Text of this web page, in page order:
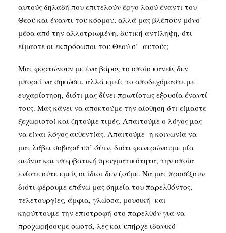
αυτούς δηλαδή που επιτελούν έργο λαού έναντι του
Θεού και έναντι του κόσμου, αλλά μας βλέπουν μόνο
μέσα από την αλλοτριωμένη, δυτική αντίληψη, ότι
είμαστε οι εκπρόσωποι του Θεού σ’ αυτούς;
Μας φορτώνουν με ένα βάρος το οποίο κανείς δεν
μπορεί να σηκώσει, αλλά εμείς το αποδεχόμαστε με
ευχαρίστηση, διότι μας δίνει πρωτίστως εξουσία έναντί
τους. Μας κάνει να αποκτούμε την αίσθηση ότι είμαστε
ξεχωριστοί και ζητούμε τιμές. Απαιτούμε ο λόγος μας
να είναι λόγος αυθεντίας. Απαιτούμε η κοινωνία να
μας λάβει σοβαρά υπ’ όψιν, διότι φανερώνουμε μία
αιώνια και υπερβατική πραγματικότητα, την οποία
ενίοτε ούτε εμείς οι ίδιοι δεν ζούμε. Να μας προσέξουν
διότι φέρουμε επάνω μας σημεία του παρελθόντος,
τελετουργίες, άμφια, γλώσσα, μουσική και
κηρύττουμε την επιστροφή στο παρελθόν για να
προχωρήσουμε σωστά, λες και υπήρχε ιδανικό